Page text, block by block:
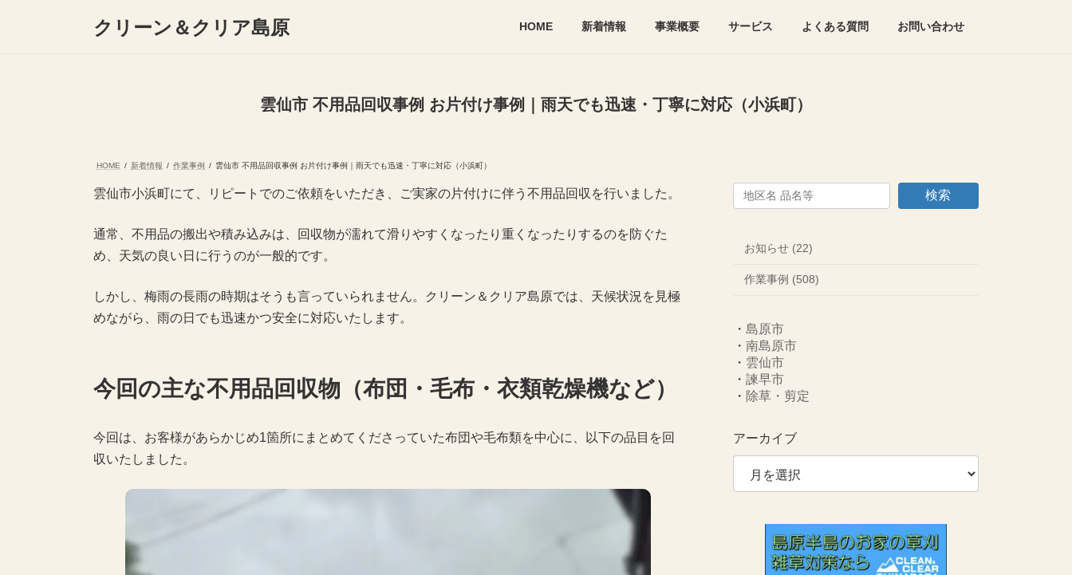
クリーン＆クリア島原 HOME 新着情報 事業概要 サービス よくある質問 お問い合わせ
雲仙市 不用品回収事例 お片付け事例｜雨天でも迅速・丁寧に対応（小浜町）
HOME 新着情報 作業事例 雲仙市 不用品回収事例 お片付け事例｜雨天でも迅速・丁寧に対応（小浜町）
雲仙市小浜町にて、リピートでのご依頼をいただき、ご実家の片付けに伴う不用品回収を行いました。
通常、不用品の搬出や積み込みは、回収物が濡れて滑りやすくなったり重くなったりするのを防ぐた
め、天気の良い日に行うのが一般的です。
しかし、梅雨の長雨の時期はそうも言っていられません。クリーン＆クリア島原では、天候状況を見極
めながら、雨の日でも迅速かつ安全に対応いたします。
今回の主な不用品回収物（布団・毛布・衣類乾燥機など）
今回は、お客様があらかじめ1箇所にまとめてくださっていた布団や毛布類を中心に、以下の品目を回
収いたしました。
検索
お知らせ (22)
作業事例 (508)
・島原市
・南島原市
・ 雲仙市
・諫早市
・ 除草・剪定
アーカイブ